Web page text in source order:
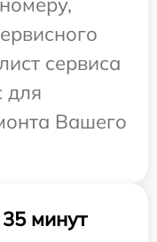
сервиса
для
Вашего
минут